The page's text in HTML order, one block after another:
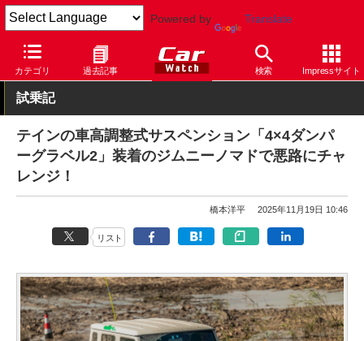
Powered by Translate
カテゴリ 過去記事 検索 Impressサイト
Car Watch カスタム その他
試乗記
テインの車高調整式サスペンション「4×4ダンパ
ーグラベル2」装着のジムニーノマドで悪路にチャ
レンジ！
橋本洋平 2025年11月19日 10:46
リスト